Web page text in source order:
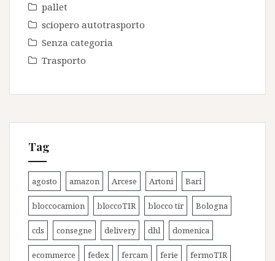
pallet
sciopero autotrasporto
Senza categoria
Trasporto
Tag
agosto amazon Arcese Artoni Bari
bloccocamion bloccoTIR blocco tir Bologna
cds consegne delivery dhl domenica
ecommerce fedex fercam ferie fermoTIR